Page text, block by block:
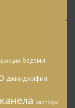
бадеми
джинджифил
канела картофи